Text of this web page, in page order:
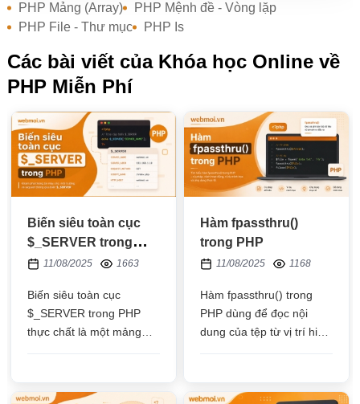
PHP Mảng (Array)
PHP Mệnh đề - Vòng lặp
PHP File - Thư mục
PHP Is
Các bài viết của Khóa học Online về
PHP Miễn Phí
Biến siêu toàn cục
$_SERVER trong
PHP11/08/2025 1663
Biến siêu toàn cục
$_SERVER trong PHP
thực chất là một mảng
Hàm fpassthru()
trong PHP
11/08/2025 1168
Hàm fpassthru() trong
PHP dùng để đọc nội
dung của tệp từ vị trí hiện